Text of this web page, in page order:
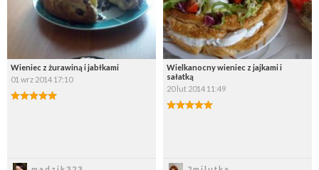
Wieniec z żurawiną i jabłkami
01 wrz 2014 17:10
Wielkanocny wieniec z jajkami i
sałatką
20 lut 2014 11:49